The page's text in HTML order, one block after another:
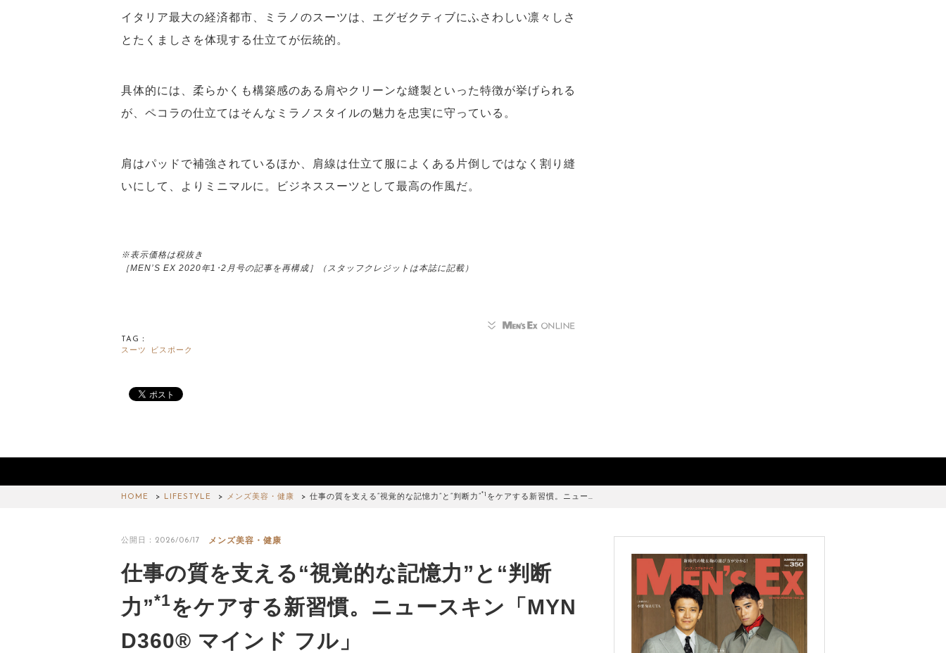
イタリア最大の経済都市、ミラノのスーツは、エグゼクティブにふさわしい凛々しさ
とたくましさを体現する仕立てが伝統的。
具体的には、柔らかくも構築感のある肩やクリーンな縫製といった特徴が挙げられる
が、ペコラの仕立てはそんなミラノスタイルの魅力を忠実に守っている。
肩はパッドで補強されているほか、肩線は仕立て服によくある片倒しではなく割り縫
いにして、よりミニマルに。ビジネススーツとして最高の作風だ。
※表示価格は税抜き
［MEN’S EX 2020年1･2月号の記事を再構成］（スタッフクレジットは本誌に記載）
TAG：
スーツ
ビスポーク
HOME LIFESTYLE メンズ美容・健康 仕事の質を支える“視覚的な記憶力”と“判断力”*1 をケアする新習慣。ニュー…
公開日：2026/06/17 メンズ美容・健康
仕事の質を支える“視覚的な記憶力”と“判断
力”*1をケアする新習慣。ニュースキン「MYN
D360® マインド フル」